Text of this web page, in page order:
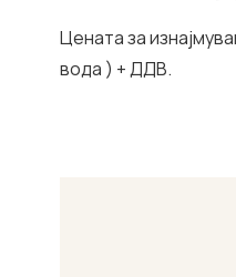
Цената за
вода ) + ДДВ.